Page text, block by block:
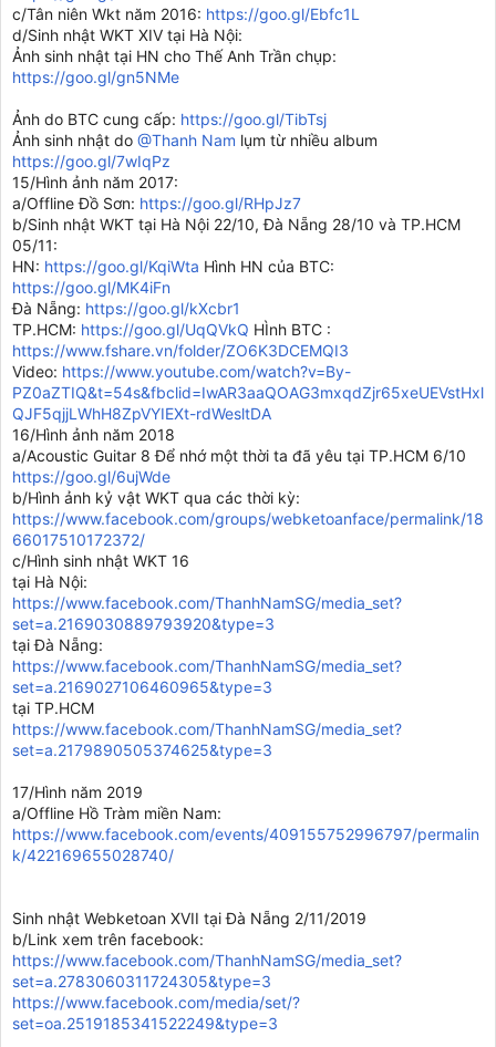
c/Tân niên Wkt năm 2016: https://goo.gl/Ebfc1L
d/Sinh nhật WKT XIV tại Hà Nội:
Ảnh sinh nhật tại HN cho Thế Anh Trần chụp:
https://goo.gl/gn5NMe
Ảnh do BTC cung cấp: https://goo.gl/TibTsj
Ảnh sinh nhật do @Thanh Nam lụm từ nhiều album
https://goo.gl/7wIqPz
15/Hình ảnh năm 2017:
a/Offline Đồ Sơn: https://goo.gl/RHpJz7
b/Sinh nhật WKT tại Hà Nội 22/10, Đà Nẵng 28/10 và TP.HCM
05/11:
HN: https://goo.gl/KqiWta Hình HN của BTC:
https://goo.gl/MK4iFn
Đà Nẵng: https://goo.gl/kXcbr1
TP.HCM: https://goo.gl/UqQVkQ HÌnh BTC :
https://www.fshare.vn/folder/ZO6K3DCEMQI3
Video: https://www.youtube.com/watch?v=By-
PZ0aZTIQ&t=54s&fbclid=IwAR3aaQOAG3mxqdZjr65xeUEVstHxl
QJF5qjjLWhH8ZpVYIEXt-rdWesltDA
16/Hình ảnh năm 2018
a/Acoustic Guitar 8 Để nhớ một thời ta đã yêu tại TP.HCM 6/10
https://goo.gl/6ujWde
b/Hình ảnh kỷ vật WKT qua các thời kỳ:
https://www.facebook.com/groups/webketoanface/permalink/18
66017510172372/
c/Hình sinh nhật WKT 16
tại Hà Nội:
https://www.facebook.com/ThanhNamSG/media_set?
set=a.2169030889793920&type=3
tại Đà Nẵng:
https://www.facebook.com/ThanhNamSG/media_set?
set=a.2169027106460965&type=3
tại TP.HCM
https://www.facebook.com/ThanhNamSG/media_set?
set=a.2179890505374625&type=3
17/Hình năm 2019
a/Offline Hồ Tràm miền Nam:
https://www.facebook.com/events/409155752996797/permalin
k/422169655028740/
Sinh nhật Webketoan XVII tại Đà Nẵng 2/11/2019
b/Link xem trên facebook:
https://www.facebook.com/ThanhNamSG/media_set?
set=a.2783060311724305&type=3
https://www.facebook.com/media/set/?
set=oa.2519185341522249&type=3